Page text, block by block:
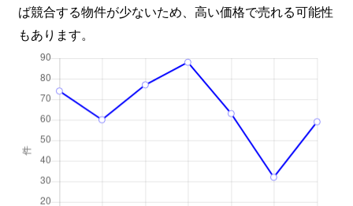
ば競合する物件が少ないため、高い価格で売れる可能性
もあります。